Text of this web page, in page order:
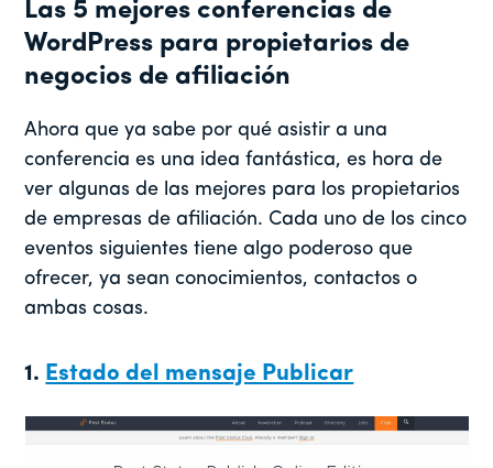
Las 5 mejores conferencias de
WordPress para propietarios de
negocios de afiliación
Ahora que ya sabe por qué asistir a una
conferencia es una idea fantástica, es hora de
ver algunas de las mejores para los propietarios
de empresas de afiliación. Cada uno de los cinco
eventos siguientes tiene algo poderoso que
ofrecer, ya sean conocimientos, contactos o
ambas cosas.
1. Estado del mensaje Publicar